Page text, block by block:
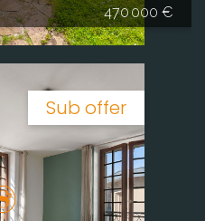
470 000 €
Sub offer